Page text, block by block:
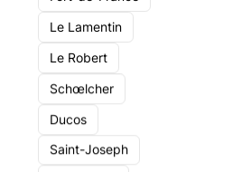
Le Lamentin
Le Robert
Schœlcher
Ducos
Saint-Joseph